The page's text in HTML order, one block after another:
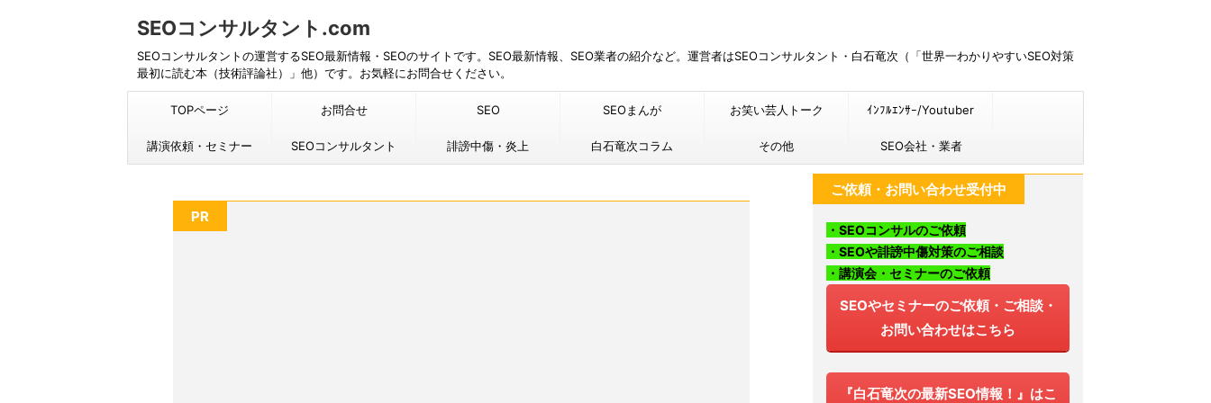
SEOコンサルタント.com
SEOコンサルタントの運営するSEO最新情報・SEOのサイトです。SEO最新情報、SEO業者の紹介など。運営者はSEOコンサルタント・白石竜次（「世界一わかりやすいSEO対策
最初に読む本（技術評論社）」他）です。お気軽にお問合せください。
TOPページ お問合せ SEO SEOまんが お笑い芸人トーク ｲﾝﾌﾙｴﾝｻｰ/Youtuber
講演依頼・セミナー SEOコンサルタント 誹謗中傷・炎上 白石竜次コラム その他 SEO会社・業者
PR
ご依頼・お問い合わせ受付中
・SEOコンサルのご依頼
・SEOや誹謗中傷対策のご相談
・講演会・セミナーのご依頼
SEOやセミナーのご依頼・ご相談・
お問い合わせはこちら
『白石竜次の最新SEO情報！』はこ